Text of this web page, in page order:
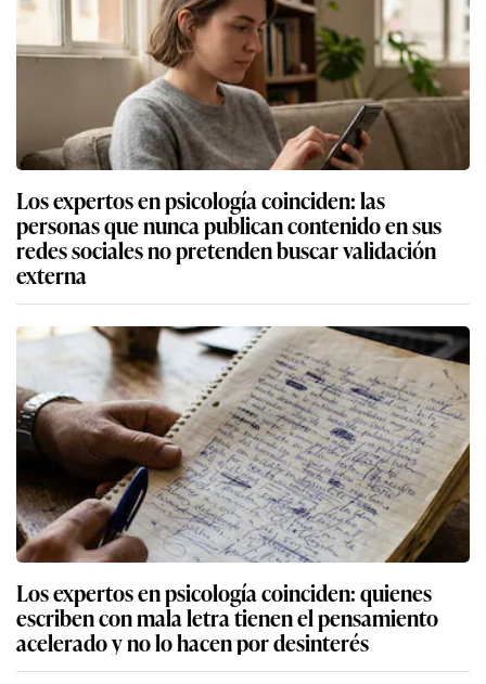
Los expertos en psicología coinciden: las
personas que nunca publican contenido en sus
redes sociales no pretenden buscar validación
externa
Los expertos en psicología coinciden: quienes
escriben con mala letra tienen el pensamiento
acelerado y no lo hacen por desinterés